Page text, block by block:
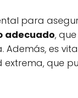
para
adecuado,
es
que